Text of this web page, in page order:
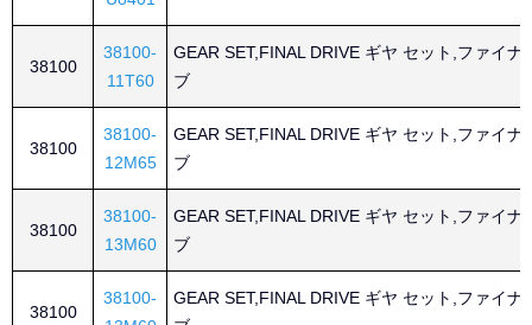
38100
38100-
11T60
GEAR SET,FINAL DRIVE ギヤ セット,ファイナ
ブ
38100
38100-
12M65
GEAR SET,FINAL DRIVE ギヤ セット,ファイナ
ブ
38100
38100-
13M60
GEAR SET,FINAL DRIVE ギヤ セット,ファイナ
ブ
38100
38100-
GEAR SET,FINAL DRIVE ギヤ セット,ファイナ